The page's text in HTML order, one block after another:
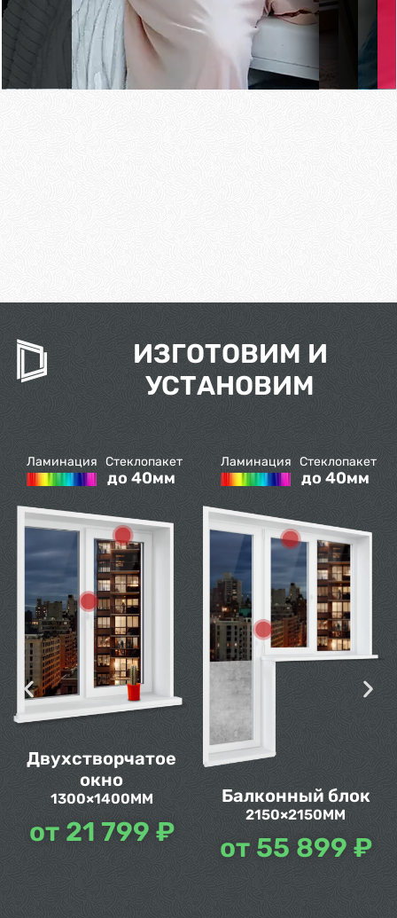
ИЗГОТОВИМ И
УСТАНОВИМ
Ламинация Стеклопакет
до 40мм
Балконный блок
от 55 899 ₽
Ламинация Стеклопакет
до 40мм
Трехстворчатое
1750×1420ММ
от